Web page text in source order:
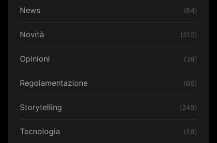
News (64)
Novità (310)
Opinioni (38)
Regolamentazione (66)
Storytelling (249)
Tecnologia (58)